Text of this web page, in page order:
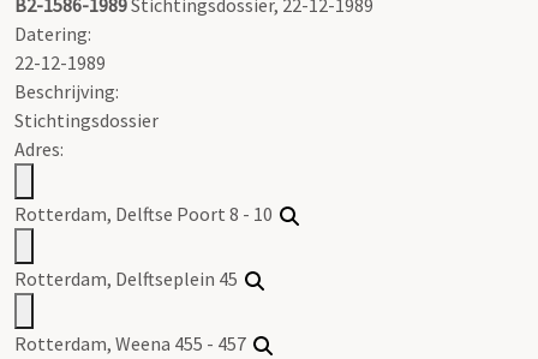
Datering:
22-12-1989
Beschrijving:
Stichtingsdossier
Adres:
Rotterdam, Delftse Poort 8 - 10
Rotterdam, Delftseplein 45
Rotterdam, Weena 455 - 457